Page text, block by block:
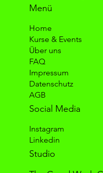
Menü
Home
Kurse & Events
Über uns
FAQ
Impressum
Datenschutz
AGB
Social Media
Instagram
Linkedin
Studio